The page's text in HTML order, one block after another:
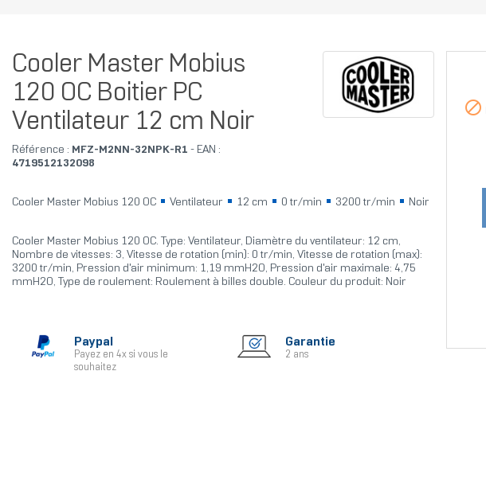
Cooler Master Mobius
120 OC Boitier PC
Ventilateur 12 cm Noir
Référence : MFZ-M2NN-32NPK-R1 - EAN :
4719512132098
Cooler Master Mobius 120 OC Ventilateur 12 cm 0 tr/min 3200 tr/min Noir
Cooler Master Mobius 120 OC. Type: Ventilateur, Diamètre du ventilateur: 12 cm,
Nombre de vitesses: 3, Vitesse de rotation (min): 0 tr/min, Vitesse de rotation (max):
3200 tr/min, Pression d'air minimum: 1,19 mmH2O, Pression d'air maximale: 4,75
mmH2O, Type de roulement: Roulement à billes double. Couleur du produit: Noir
Paypal
Payez en 4x si vous le
souhaitez
Garantie
2 ans
